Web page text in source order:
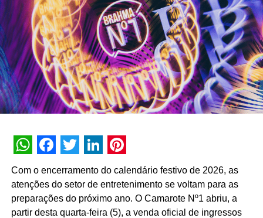
interna de 90% e índice de resolutividade de 87% nos
atendimentos.
Além da b.ia, o Meu Bradesco engloba ferramentas como
o E-agro — plataforma digital direcionada a produtores
rurais — e sistemas de recomendação de investimentos
suportados porGenAI(Inteligência Artificial Generativa),
que fornecem assessoria financeira automatizada e
A estratégia de divulgação da campanha engloba
peças deOut of Home(OOH) e ações com
influenciadores digitais, reforçando o posicionamento do
banco na transformação digital do setor financeiro.
WhatsApp
Facebook
Twitter
LinkedIn
Pinterest
Com o encerramento do calendário festivo de 2026, as
atenções do setor de entretenimento se voltam para as
preparações do próximo ano. O Camarote Nº1 abriu, a
partir desta quarta-feira (5), a venda oficial de ingressos